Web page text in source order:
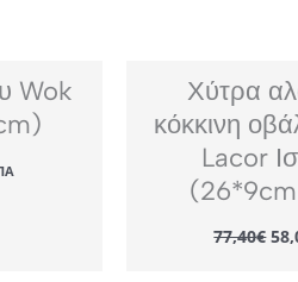
Wok
Χύτρα
κόκκινη
Lacor
77,40€